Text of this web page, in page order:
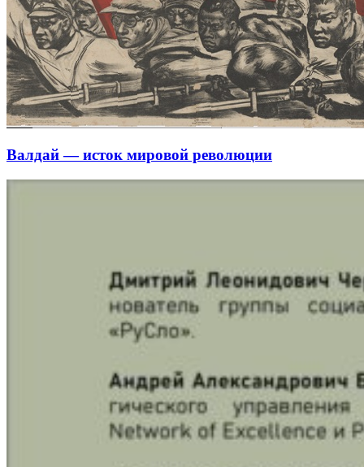
Валдай — исток мировой революции